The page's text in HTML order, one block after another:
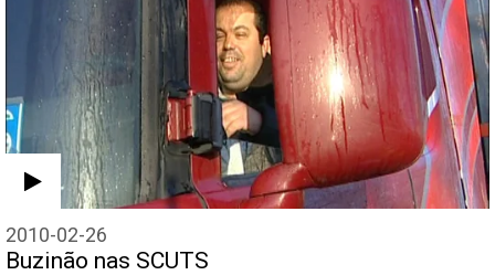
2010-02-26
Buzinão nas SCUTS